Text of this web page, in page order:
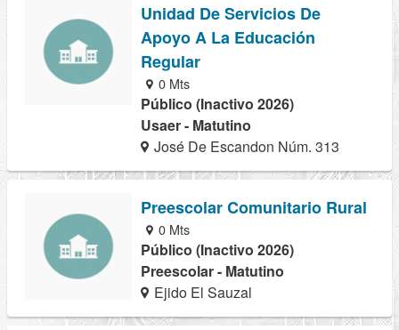
Unidad De Servicios De
Apoyo A La Educación
Regular
0 Mts
Público (Inactivo 2026)
Usaer - Matutino
José De Escandon Núm. 313
Preescolar Comunitario Rural
0 Mts
Público (Inactivo 2026)
Preescolar - Matutino
Ejido El Sauzal